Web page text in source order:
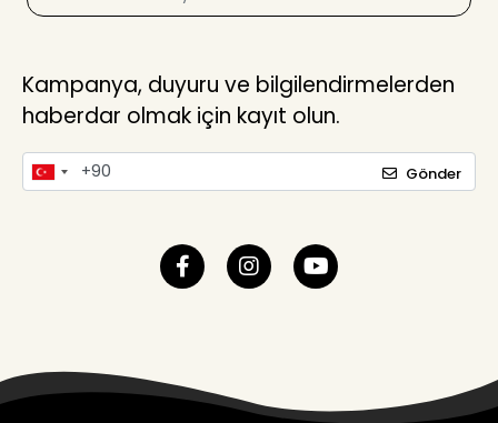
Kampanya, duyuru ve bilgilendirmelerden
haberdar olmak için kayıt olun.
Gönder